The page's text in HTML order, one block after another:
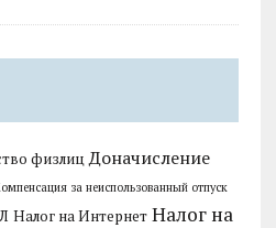
физлиц Доначисление
за неиспользованный отпуск
Налог на Интернет Налог на